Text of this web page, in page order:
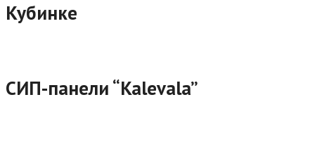
Кубинке
СИП-панели “Kalevala”